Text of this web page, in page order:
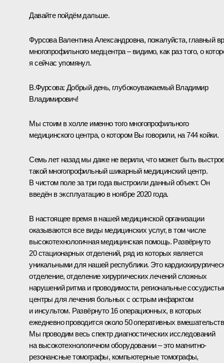
Давайте пойдём дальше.
Фурсова Валентина Александровна, пожалуйста, главный
многопрофильного медцентра ‒ видимо, как раз того, о
я сейчас упомянул.
В.Фурсова: Добрый день, глубокоуважаемый Владимир
Владимирович!
Мы стоим в холле именно того многопрофильного
медицинского центра, о котором Вы говорили, на 744 койки.
Семь лет назад мы даже не верили, что может быть
такой многопрофильный шикарный медицинский центр.
В чистом поле за три года выстроили данный объект. Он
введён в эксплуатацию в ноябре 2020 года.
В настоящее время в нашей медицинской организации
оказываются все виды медицинских услуг, в том числе
высокотехнологичная медицинская помощь. Развёрнуто
20 стационарных отделений, ряд из которых является
уникальными для нашей республики. Это
отделение, отделение хирургических лечений сложных
нарушений ритма и проводимости, региональные
центры для лечения больных с острым инфарктом
и инсультом. Развёрнуто 16 операционных, в которых
ежедневно проводится около 50 оперативных
Мы проводим весь спектр диагностических исследований
на высокотехнологичном оборудовании ‒ это магнитно-
резонансные томографы, компьютерные томографы,